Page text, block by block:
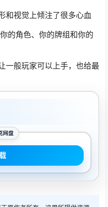
和视觉上倾注了很多心血
的角色、你的牌组和你的
一般玩家可以上手，也给最
网盘